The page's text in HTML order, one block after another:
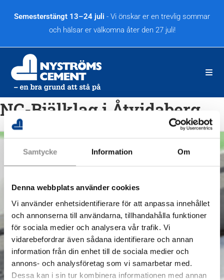
Samtycke Information Om
Denna webbplats använder cookies
Vi använder enhetsidentifierare för att anpassa innehållet
och annonserna till användarna, tillhandahålla funktioner
för sociala medier och analysera vår trafik. Vi
vidarebefordrar även sådana identifierare och annan
information från din enhet till de sociala medier och
annons- och analysföretag som vi samarbetar med.
Dessa kan i sin tur kombinera informationen med annan
Semesterstängt 13–24 juli - Vi önskar er en trevlig sommar
och hälsar er välkomna åter den 27 juli!
NC-Bjälklag i Åtvidaberg
Fax:0175-624 60
Epost:info@nystromscement.se
Följ oss gärna på Facebook!
Besök oss
Nyströms Cement AB